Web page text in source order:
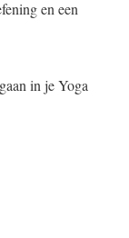
en een
in je Yoga